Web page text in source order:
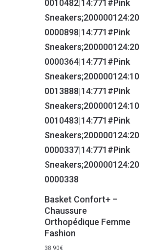
Basket Confort+ –
Chaussure
Orthopédique Femme
Fashion
38.90€